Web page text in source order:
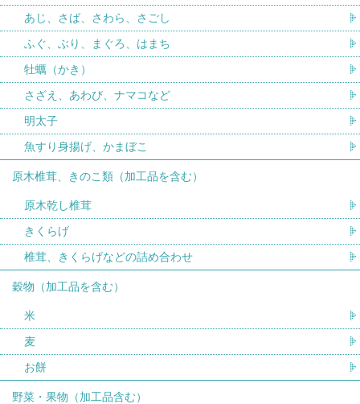
あじ、さば、さわら、さごし
ふぐ、ぶり、まぐろ、はまち
牡蠣（かき）
さざえ、あわび、ナマコなど
明太子
魚すり身揚げ、かまぼこ
原木椎茸、きのこ類（加工品を含む）
原木乾し椎茸
きくらげ
椎茸、きくらげなどの詰め合わせ
穀物（加工品を含む）
米
麦
お餅
野菜・果物（加工品含む）